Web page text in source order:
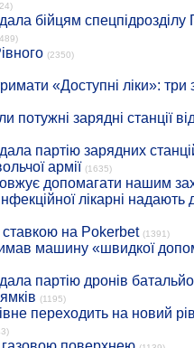
бійцям
(2350)
«Доступні ліки»: три
зарядні станції
партію зарядних
армії (1635)
допомагати нашим
лікарні надають
ставкою на Pokerbet (1391)
машину «швидкої
партію дронів
(1195)
переходить на новий